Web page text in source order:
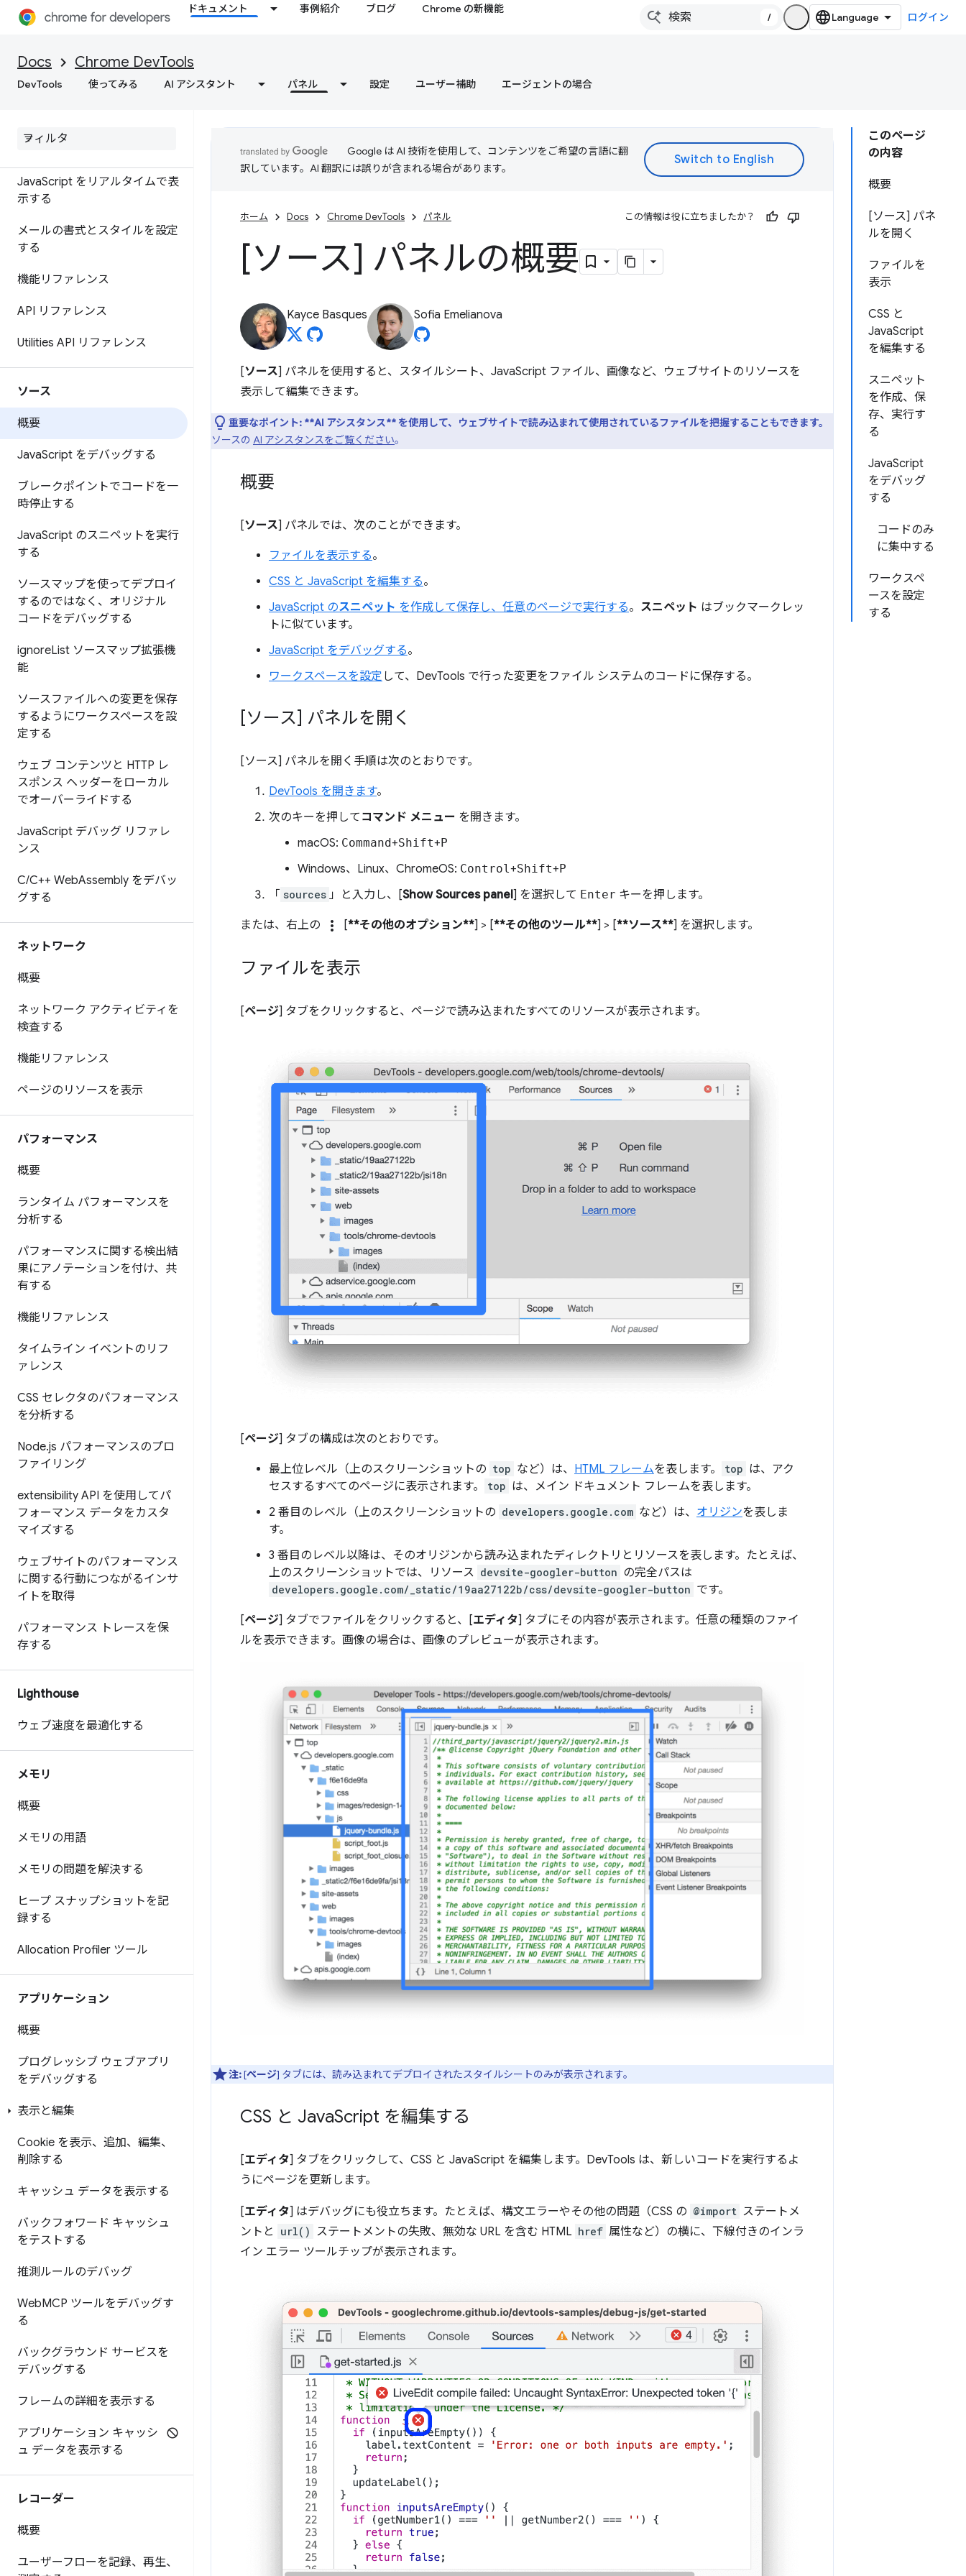
ドキュメント 事例紹介 ブログ Chrome の新機能
/ ログイン
Docs Chrome DevTools
DevTools 使ってみる AI アシスタント パネル 設定 ユーザー補助 エージェントの場合
コンソール
コンソール分析情報でエラーと
警告を把握する
JavaScript をリアルタイムで表
示する
メールの書式とスタイルを設定
する
機能リファレンス
API リファレンス
Utilities API リファレンス
ソース
概要
JavaScript をデバッグする
ブレークポイントでコードを一
時停止する
JavaScript のスニペットを実行
する
ソースマップを使ってデプロイ
するのではなく、オリジナル
コードをデバッグする
ignoreList ソースマップ拡張機
能
ソースファイルへの変更を保存
するようにワークスペースを設
定する
ウェブ コンテンツと HTTP レ
スポンス ヘッダーをローカル
でオーバーライドする
JavaScript デバッグ リファレ
ンス
C/C++ WebAssembly をデバッ
グする
ネットワーク
概要
ネットワーク アクティビティを
検査する
機能リファレンス
ページのリソースを表示
パフォーマンス
概要
ランタイム パフォーマンスを
分析する
パフォーマンスに関する検出結
果にアノテーションを付け、共
有する
機能リファレンス
タイムライン イベントのリフ
ァレンス
CSS セレクタのパフォーマンス
を分析する
Node.js パフォーマンスのプロ
ファイリング
extensibility API を使用してパ
フォーマンス データをカスタ
マイズする
ウェブサイトのパフォーマンス
に関する行動につながるインサ
イトを取得
パフォーマンス トレースを保
存する
Lighthouse
ウェブ速度を最適化する
メモリ
概要
メモリの用語
メモリの問題を解決する
ヒープ スナップショットを記
録する
Allocation Profiler ツール
アプリケーション
概要
プログレッシブ ウェブアプリ
をデバッグする
表示と編集
Cookie を表示、追加、編集、
削除する
キャッシュ データを表示する
バックフォワード キャッシュ
をテストする
推測ルールのデバッグ
WebMCP ツールをデバッグす
る
バックグラウンド サービスを
デバッグする
フレームの詳細を表示する
アプリケーション キャッシ
ュ データを表示する
レコーダー
概要
ユーザーフローを記録、再生、
このページ
の内容
概要
[ソース] パネ
ルを開く
ファイルを
表示
CSS と
JavaScript
を編集する
スニペット
を作成、保
存、実行す
る
JavaScript
をデバッグ
する
コードのみ
に集中する
ワークスペ
ースを設定
する
Google は AI 技術を使用して、コンテンツをご希望の言語に翻
訳しています。AI 翻訳には誤りが含まれる場合があります。
ホーム Docs Chrome DevTools パネル この情報は役に立ちましたか？
[ソース] パネルの概要
Kayce Basques Sofia Emelianova
[ソース] パネルを使用すると、スタイルシート、JavaScript ファイル、画像など、ウェブサイトのリソースを
表示して編集できます。
重要なポイント: **AI アシスタンス** を使用して、ウェブサイトで読み込まれて使用されているファイルを把握することもできます。
ソースの AI アシスタンスをご覧ください。
概要
[ソース] パネルでは、次のことができます。
ファイルを表示する。
CSS と JavaScript を編集する。
JavaScript のスニペット を作成して保存し、任意のページで実行する。 スニペット はブックマークレッ
トに似ています。
JavaScript をデバッグする。
ワークスペースを設定 して、DevTools で行った変更をファイル システムのコードに保存する。
[ソース] パネルを開く
[ソース] パネルを開く手順は次のとおりです。
DevTools を開きます。
次のキーを押して コマンド メニュー を開きます。
macOS: Command+Shift+P
Windows、Linux、ChromeOS: Control+Shift+P
「 sources 」と入力し、[Show Sources panel] を選択して Enter キーを押します。
または、右上の more_vert [**その他のオプション**] > [**その他のツール**] > [**ソース**] を選択します。
ファイルを表示
[ページ] タブをクリックすると、ページで読み込まれたすべてのリソースが表示されます。
[ページ] タブの構成は次のとおりです。
最上位レベル（上のスクリーンショットの top など）は、 HTML フレームを表します。 top は、アク
セスするすべてのページに表示されます。
top は、メイン ドキュメント フレームを表します。
2 番目のレベル（上のスクリーンショットの developers.google.com など）は、 オリジンを表しま
す。
3 番目のレベル以降は、そのオリジンから読み込まれたディレクトリとリソースを表します。たとえば、
上のスクリーンショットでは、リソース devsite-googler-button の完全パスは
developers.google.com/_static/19aa27122b/css/devsite-googler-button です。
[ページ] タブでファイルをクリックすると、[エディタ] タブにその内容が表示されます。任意の種類のファイ
ルを表示できます。画像の場合は、画像のプレビューが表示されます。
注:[ページ] タブには、読み込まれてデプロイされたスタイルシートのみが表示されます。
CSS と JavaScript を編集する
[エディタ] タブをクリックして、CSS と JavaScript を編集します。DevTools は、新しいコードを実行するよ
うにページを更新します。
[エディタ] はデバッグにも役立ちます。たとえば、構文エラーやその他の問題（CSS の @import ステートメ
ントと
url() ステートメントの失敗、無効な URL を含む HTML href 属性など）の横に、下線付きのインラ
イン エラー ツールチップが表示されます。